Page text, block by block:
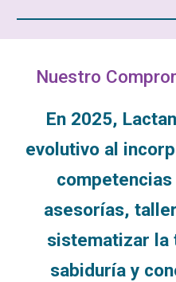
Nuestro
En 2025,
evolutivo al
asesorías,
sistematizar la
sabiduría y